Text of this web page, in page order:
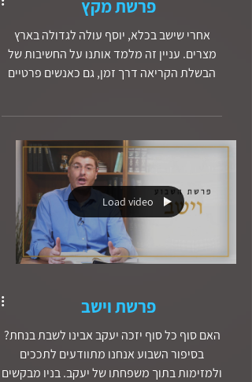
פרשת מקץ
אחרי שישב בכלא, יוסף עולה לגדולה בארץ
מצרים. עניין זה מלמד אותנו על החשיבות של
הבשלת הקריאה דרך זמן, גם כאנשים פרטיים
Load video
פרשת וישב
האם סוף כל סוף יזכה יעקב אבינו לשבת בנחת?
בסיפור השבוע אנחנו מתוודעים לתככים
ולמזימות בתוך משפחתו של יעקב. בניו מבקשים